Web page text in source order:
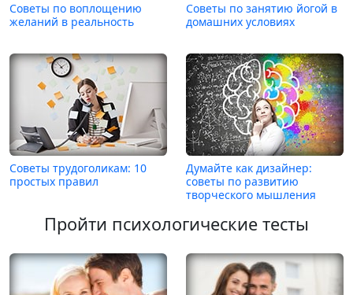
Советы по воплощению
желаний в реальность
Советы по занятию йогой в
домашних условиях
Советы трудоголикам: 10
простых правил
Думайте как дизайнер:
советы по развитию
творческого мышления
Пройти психологические тесты